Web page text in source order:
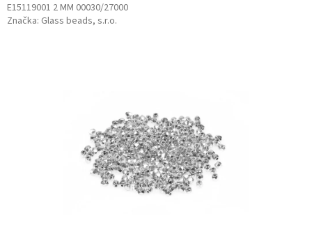
E15119001 2 MM 00030/27000
Značka: Glass beads, s.r.o.